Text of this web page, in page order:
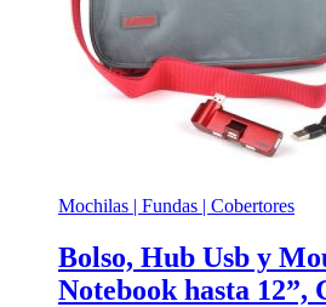
Mochilas | Fundas | Cobertores
Bolso, Hub Usb y
Notebook hasta 12”,